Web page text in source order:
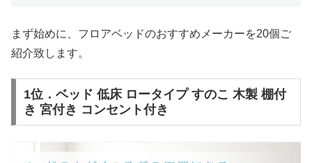
まず始めに、フロアベッドのおすすめメーカーを20個ご
紹介致します。
1位．ベッド 低床 ロータイプ すのこ 木製 棚付
き 宮付き コンセント付き